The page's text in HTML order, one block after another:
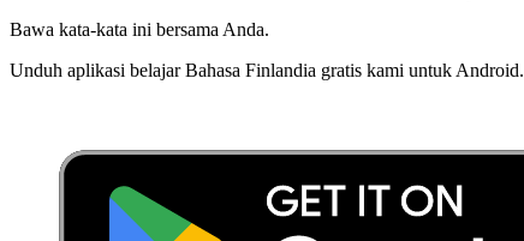
Bawa kata-kata ini bersama Anda.
Unduh aplikasi belajar Bahasa Finlandia gratis kami untuk Android.